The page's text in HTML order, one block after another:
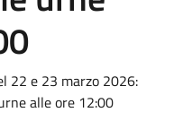
22 e 23 marzo 2026:
alle ore 12:00